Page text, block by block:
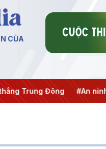
CỦA
Trung Đông #An ninh